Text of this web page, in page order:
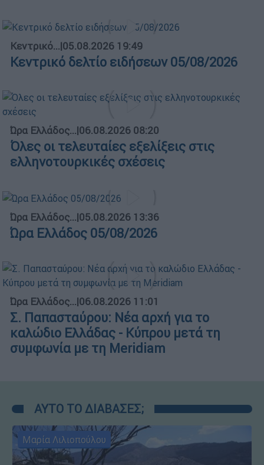
Κεντρικό...|05.08.2026 19:49
Κεντρικό δελτίο ειδήσεων 05/08/2026
Ώρα Ελλάδος...|06.08.2026 08:20
Όλες οι τελευταίες εξελίξεις στις
ελληνοτουρκικές σχέσεις
Ώρα Ελλάδος...|05.08.2026 13:36
Ώρα Ελλάδος 05/08/2026
Ώρα Ελλάδος...|06.08.2026 11:01
Σ. Παπασταύρου: Νέα αρχή για το
καλώδιο Ελλάδας - Κύπρου μετά τη
συμφωνία με τη Meridiam
ΑΥΤΟ ΤΟ ΔΙΑΒΑΣΕΣ;
Μαρία Λιλιοπούλου